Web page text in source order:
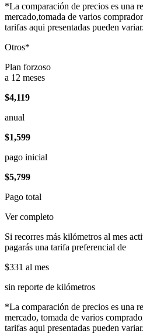
*La comparación de precios es una
mercado,tomada de varios
tarifas aqui presentadas pueden variar.
Otros*
Plan forzoso
a 12 meses
$4,119
anual
$1,599
pago inicial
$5,799
Pago total
Ver completo
Si recorres más kilómetros al mes
pagarás una tarifa preferencial de
$331 al mes
sin reporte de kilómetros
*La comparación de precios es una
mercado, tomada de varios
tarifas aqui presentadas pueden variar.